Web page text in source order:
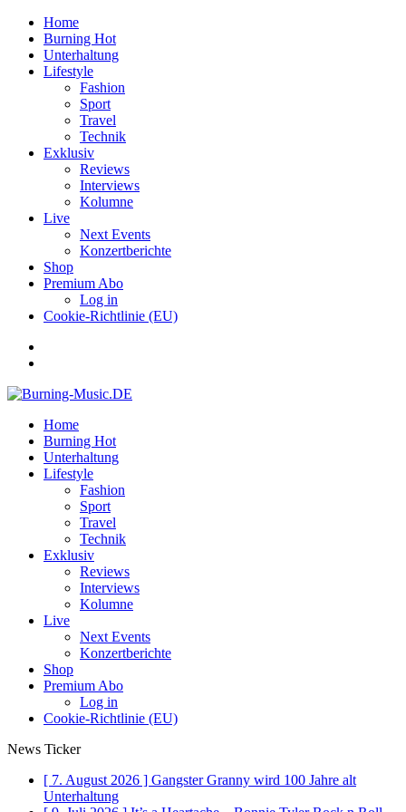
Home
Burning Hot
Unterhaltung
Lifestyle
Fashion
Sport
Travel
Technik
Exklusiv
Reviews
Interviews
Kolumne
Live
Next Events
Konzertberichte
Shop
Premium Abo
Log in
Cookie-Richtlinie (EU)
Home
Burning Hot
Unterhaltung
Lifestyle
Fashion
Sport
Travel
Technik
Exklusiv
Reviews
Interviews
Kolumne
Live
Next Events
Konzertberichte
Shop
Premium Abo
Log in
Cookie-Richtlinie (EU)
News Ticker
[ 7. August 2026 ] Gangster Granny wird 100 Jahre alt
Unterhaltung